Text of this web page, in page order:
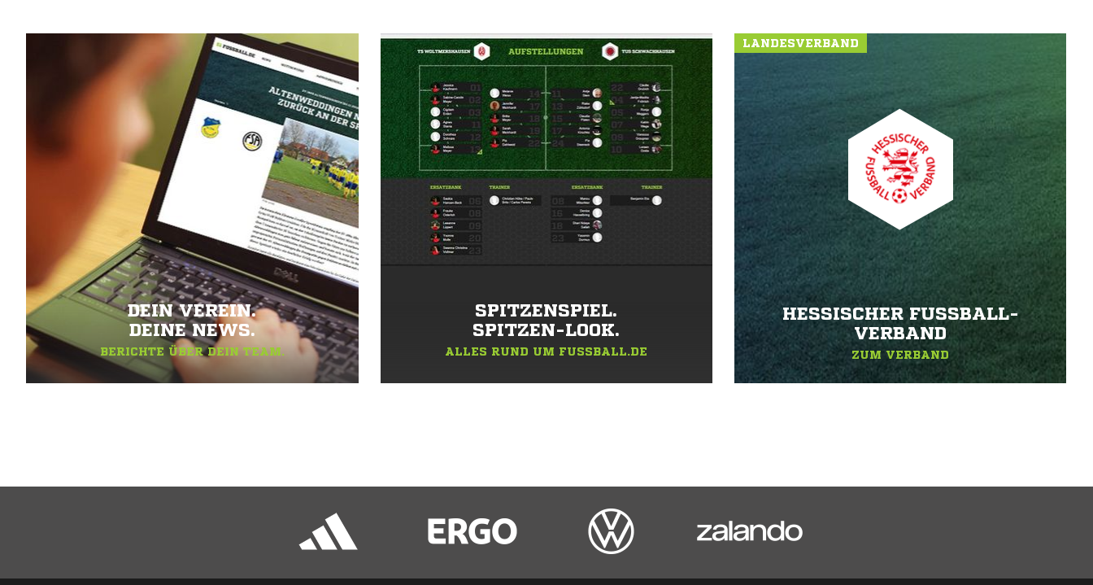
DEIN VEREIN.
DEINE NEWS.
BERICHTE ÜBER DEIN TEAM.
SPITZENSPIEL.
SPITZEN-LOOK.
ALLES RUND UM FUSSBALL.DE
LANDESVERBAND
HESSISCHER FUSSBALL-V
ERBAND
ZUM VERBAND